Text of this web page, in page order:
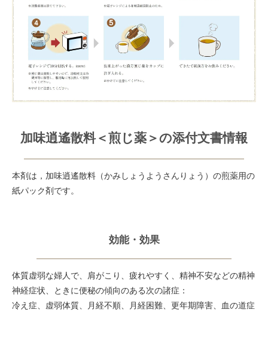
加味逍遙散料＜煎じ薬＞の添付文書情報
本剤は，加味逍遙散料（かみしょうようさんりょう）の煎薬用の
紙パック剤です。
効能・効果
体質虚弱な婦人で、肩がこり、疲れやすく、精神不安などの精神
神経症状、ときに便秘の傾向のある次の諸症：
冷え症、虚弱体質、月経不順、月経困難、更年期障害、血の道症